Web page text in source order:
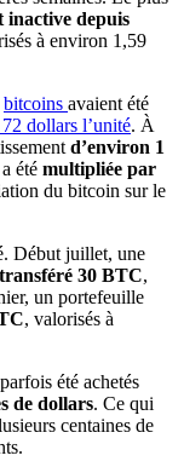
inactive depuis
à environ 1,59
bitcoins avaient été
dollars l’unité. À
d’environ 1
été multipliée par
du bitcoin sur le
Début juillet, une
transféré 30 BTC,
un portefeuille
, valorisés à
été achetés
de dollars. Ce qui
centaines de